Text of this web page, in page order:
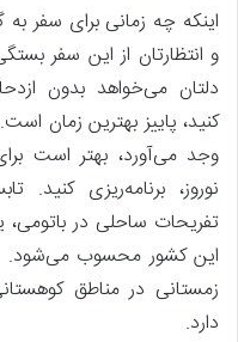
اینکه چه زمانی برای سفر
و انتظارتان از این سفر
دلتان می‌خواهد بدون
کنید، پاییز بهترین زمان
وجد می‌آورد، بهتر است
نوروز، برنامه‌ریزی کنید.
تفریحات ساحلی در باتومی،
این کشور محسوب می‌شود.
زمستانی در مناطق
دارد.